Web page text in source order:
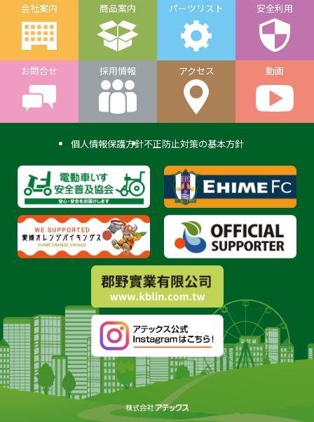
会社案内 商品案内 パーツリスト 安全利用
お問合せ 採用情報 アクセス 動画
個人情報保護方針不正防止対策の基本方針